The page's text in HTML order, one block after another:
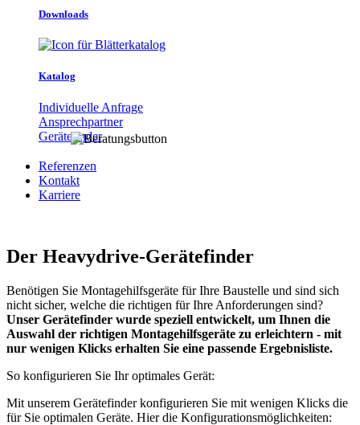
Downloads
Katalog
Individuelle Anfrage
Ansprechpartner
Gerätefinder
Referenzen
Kontakt
Karriere
Der Heavydrive-Gerätefinder
Benötigen Sie Montagehilfsgeräte für Ihre Baustelle und sind sich
nicht sicher, welche die richtigen für Ihre Anforderungen sind?
Unser Gerätefinder wurde speziell entwickelt, um Ihnen die
Auswahl der richtigen Montagehilfsgeräte zu erleichtern - mit
nur wenigen Klicks erhalten Sie eine passende Ergebnisliste.
So konfigurieren Sie Ihr optimales Gerät:
Mit unserem Gerätefinder konfigurieren Sie mit wenigen Klicks die
für Sie optimalen Geräte. Hier die Konfigurationsmöglichkeiten: